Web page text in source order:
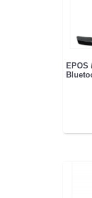
EPOS